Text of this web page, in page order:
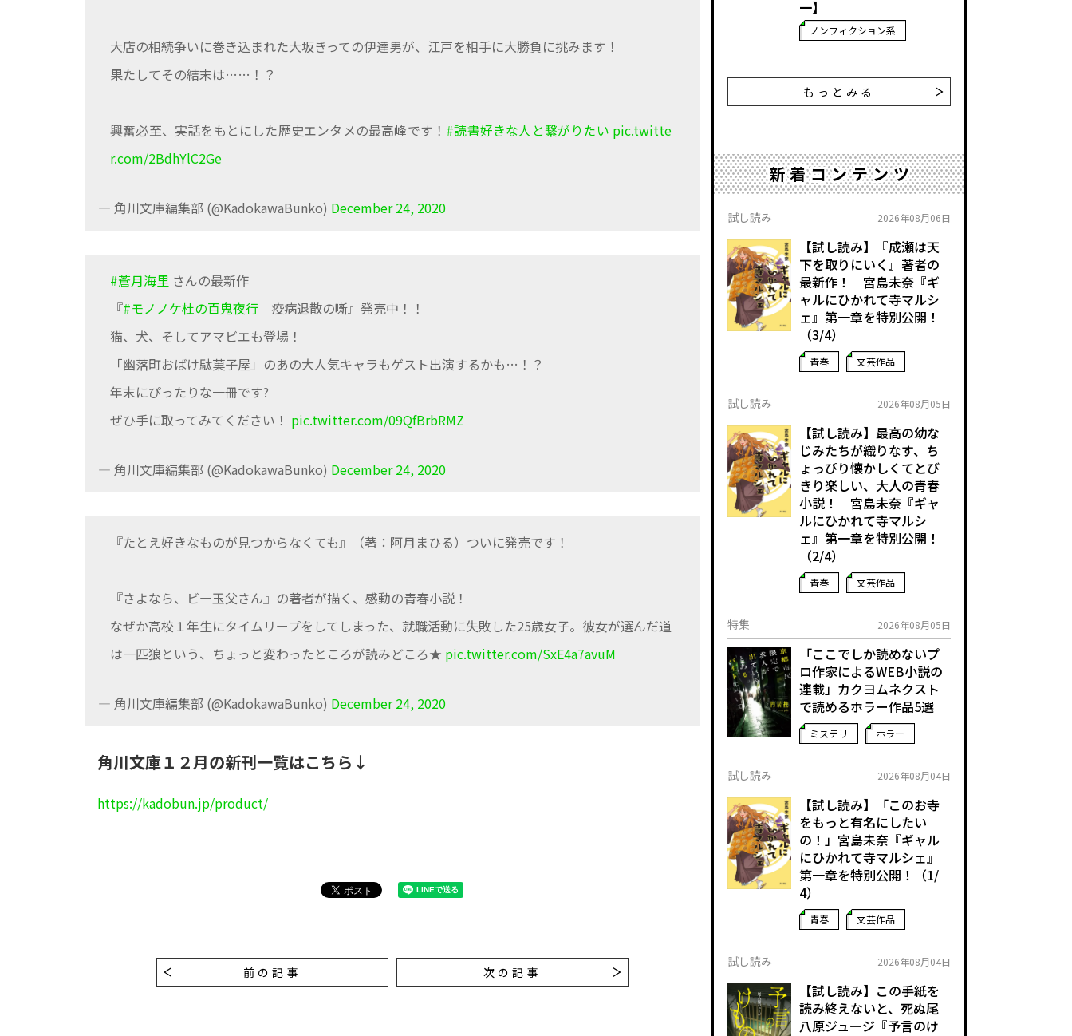
大店の相続争いに巻き込まれた大坂きっての伊達男が、江戸を相手に大勝負に挑みます！
果たしてその結末は……！？
興奮必至、実話をもとにした歴史エンタメの最高峰です！ #読書好きな人と繋がりたい pic.twitte
r.com/2BdhYlC2Ge
— 角川文庫編集部 (@KadokawaBunko) December 24, 2020
#蒼月海里 さんの最新作
『#モノノケ杜の百鬼夜行 疫病退散の噺』発売中！！
猫、犬、そしてアマビエも登場！
「幽落町おばけ駄菓子屋」のあの大人気キャラもゲスト出演するかも…！？
年末にぴったりな一冊です?
ぜひ手に取ってみてください！ pic.twitter.com/09QfBrbRMZ
— 角川文庫編集部 (@KadokawaBunko) December 24, 2020
『たとえ好きなものが見つからなくても』（著：阿月まひる）ついに発売です！
『さよなら、ビー玉父さん』の著者が描く、感動の青春小説！
なぜか高校１年生にタイムリープをしてしまった、就職活動に失敗した25歳女子。彼女が選んだ道
は一匹狼という、ちょっと変わったところが読みどころ★ pic.twitter.com/SxE4a7avuM
— 角川文庫編集部 (@KadokawaBunko) December 24, 2020
角川文庫１２月の新刊一覧はこちら↓
https://kadobun.jp/product/
前の記事 次の記事
一】
ノンフィクション系
もっとみる
新着コンテンツ
試し読み 2026年08月06日
【試し読み】『成瀬は天
下を取りにいく』著者の
最新作！ 宮島未奈『ギ
ャルにひかれて寺マルシ
ェ』第一章を特別公開！
（3/4）
青春 文芸作品
試し読み 2026年08月05日
【試し読み】最高の幼な
じみたちが織りなす、ち
ょっぴり懐かしくてとび
きり楽しい、大人の青春
小説！ 宮島未奈『ギャ
ルにひかれて寺マルシ
ェ』第一章を特別公開！
（2/4）
青春 文芸作品
特集 2026年08月05日
「ここでしか読めないプ
ロ作家によるWEB小説の
連載」――カクヨムネクスト
で読めるホラー作品5選
ミステリ ホラー
試し読み 2026年08月04日
【試し読み】「このお寺
をもっと有名にしたい
の！」宮島未奈『ギャル
にひかれて寺マルシェ』
第一章を特別公開！（1/
4）
青春 文芸作品
試し読み 2026年08月04日
【試し読み】この手紙を
読み終えないと、死ぬ――尾
八原ジュージ『予言のけ